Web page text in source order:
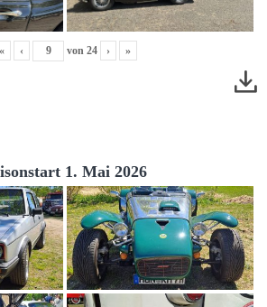
« ‹ von 24 › »
1. Mai 2026